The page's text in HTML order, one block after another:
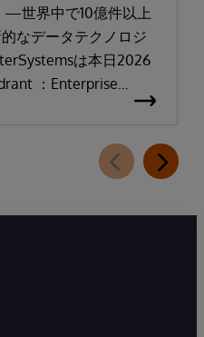
される
—世界中で10億件以上
なデータテクノロジ
は本日2026
：Enterprise
（医療機関向け電子カ